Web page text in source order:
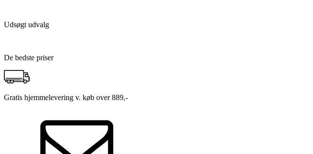
Udsøgt udvalg
De bedste priser
Gratis hjemmelevering v. køb over 889,-